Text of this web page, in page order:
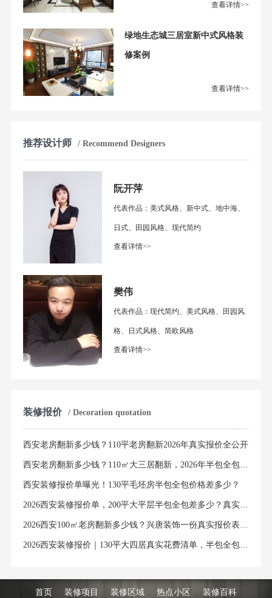
查看详情>>
绿地生态城三居室新中式风格装
修案例
查看详情>>
推荐设计师 / Recommend Designers
阮开萍
代表作品：美式风格、新中式、地中海、
日式、田园风格、现代简约
查看详情>>
樊伟
代表作品：现代简约、美式风格、田园风
格、日式风格、简欧风格
查看详情>>
装修报价 / Decoration quotation
西安老房翻新多少钱？110平老房翻新2026年真实报价全公开
西安老房翻新多少钱？110㎡大三居翻新，2026年半包全包价格明细清单
西安装修报价单曝光！130平毛坯房半包全包价格差多少？
2026西安装修报价单，200平大平层半包全包差多少？真实避坑指南
2026西安装修报价｜130平大四居真实花费清单，半包全包价格全解析
首页 装修项目 装修区域 热点小区 装修百科